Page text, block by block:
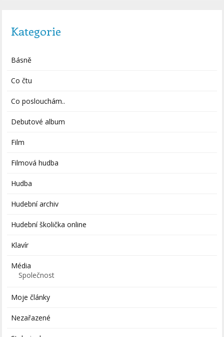
Kategorie
Básně
Co čtu
Co poslouchám..
Debutové album
Film
Filmová hudba
Hudba
Hudební archiv
Hudební školička online
Klavír
Média
Společnost
Moje články
Nezařazené